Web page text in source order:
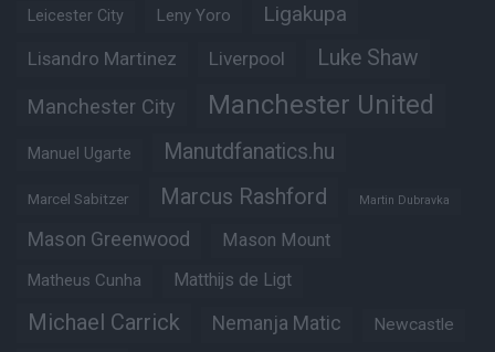
Leicester City Leny Yoro Ligakupa
Lisandro Martinez Liverpool Luke Shaw
Manchester City Manchester United
Manuel Ugarte Manutdfanatics.hu
Marcel Sabitzer Marcus Rashford Martin Dubravka
Mason Greenwood Mason Mount
Matheus Cunha Matthijs de Ligt
Michael Carrick Nemanja Matic Newcastle